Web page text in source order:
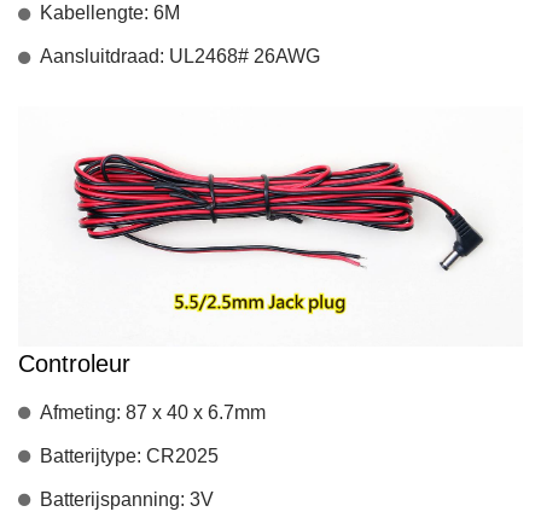
Kabellengte: 6M
Aansluitdraad: UL2468# 26AWG
Controleur
Afmeting: 87 x 40 x 6.7mm
Batterijtype: CR2025
Batterijspanning: 3V